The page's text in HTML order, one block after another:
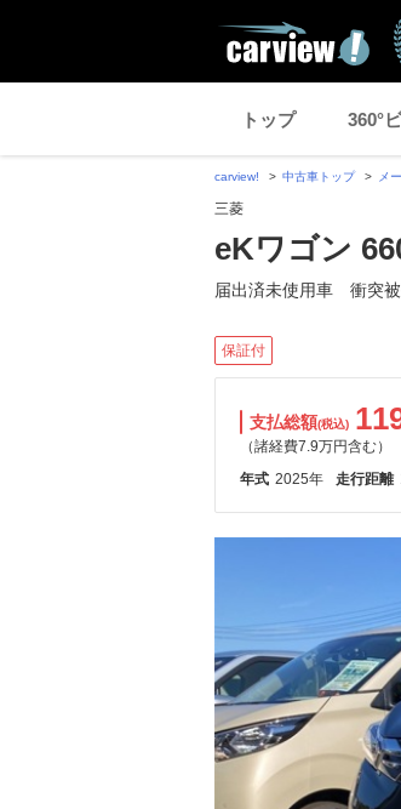
トップ 360°
carview! 中古車トップ メ
三菱
eKワゴン
届出済未使用車 衝突
保証付
支払総額(税込)
（諸経費7.9万円含む）
年式 2025年 走行距離